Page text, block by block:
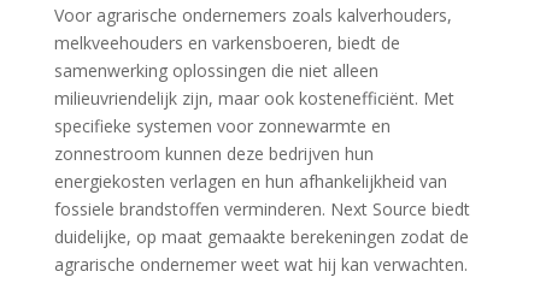
Voor agrarische ondernemers zoals kalverhouders,
melkveehouders en varkensboeren, biedt de
samenwerking oplossingen die niet alleen
milieuvriendelijk zijn, maar ook kostenefficiënt. Met
specifieke systemen voor zonnewarmte en
zonnestroom kunnen deze bedrijven hun
energiekosten verlagen en hun afhankelijkheid van
fossiele brandstoffen verminderen. Next Source biedt
duidelijke, op maat gemaakte berekeningen zodat de
agrarische ondernemer weet wat hij kan verwachten.